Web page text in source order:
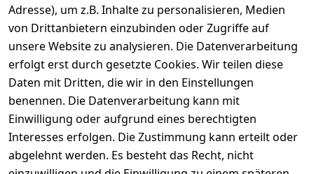
Adresse), um z.B. Inhalte zu personalisieren, Medien
von Drittanbietern einzubinden oder Zugriffe auf
unsere Website zu analysieren. Die Datenverarbeitung
erfolgt erst durch gesetzte Cookies. Wir teilen diese
Daten mit Dritten, die wir in den Einstellungen
benennen. Die Datenverarbeitung kann mit
Einwilligung oder aufgrund eines berechtigten
Interesses erfolgen. Die Zustimmung kann erteilt oder
abgelehnt werden. Es besteht das Recht, nicht
Informationen
Mein Konto